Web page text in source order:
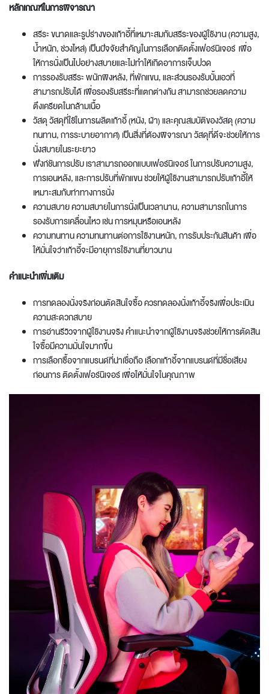
หลักเกณฑ์ในการพิจารณา
สรีระ ขนาดและรูปร่างของเก้าอี้ที่เหมาะสมกับสรีระของผู้ใช้งาน (ความสูง,
น้ำหนัก, ช่วงไหล่) เป็นปัจจัยสำคัญในการเลือกติดตั้งเฟอร์นิเจอร์ เพื่อ
ให้การนั่งเป็นไปอย่างสบายและไม่ทำให้เกิดอาการเจ็บปวด
การรองรับสรีระ พนักพิงหลัง, ที่พักแขน, และส่วนรองรับบั้นเอวที่
สามารถปรับได้ เพื่อรองรับสรีระที่แตกต่างกัน สามารถช่วยลดความ
ตึงเครียดในกล้ามเนื้อ
วัสดุ วัสดุที่ใช้ในการผลิตเก้าอี้ (หนัง, ผ้า) และคุณสมบัติของวัสดุ (ความ
ทนทาน, การระบายอากาศ) เป็นสิ่งที่ต้องพิจารณา วัสดุที่ดีจะช่วยให้การ
นั่งสบายในระยะยาว
ฟังก์ชันการปรับ เราสามารถออกแบบเฟอร์นิเจอร์ในการปรับความสูง,
การเอนหลัง, และการปรับที่พักแขน ช่วยให้ผู้ใช้งานสามารถปรับเก้าอี้ให้
เหมาะสมกับท่าทางการนั่ง
ความสบาย ความสบายในการนั่งเป็นเวลานาน, ความสามารถในการ
รองรับการเคลื่อนไหว เช่น การหมุนหรือเอนหลัง
ความทนทาน ความทนทานต่อการใช้งานหนัก, การรับประกันสินค้า เพื่อ
ให้มั่นใจว่าเก้าอี้จะมีอายุการใช้งานที่ยาวนาน
คำแนะนำเพิ่มเติม
การทดลองนั่งจริงก่อนตัดสินใจซื้อ ควรทดลองนั่งเก้าอี้จริงเพื่อประเมิน
ความสะดวกสบาย
การอ่านรีวิวจากผู้ใช้งานจริง คำแนะนำจากผู้ใช้งานจริงช่วยให้การตัดสิน
ใจซื้อมีความมั่นใจมากขึ้น
การเลือกซื้อจากแบรนด์ที่น่าเชื่อถือ เลือกเก้าอี้จากแบรนด์ที่มีชื่อเสียง
ก่อนการติดตั้งเฟอร์นิเจอร์เพื่อให้มั่นใจในคุณภาพ